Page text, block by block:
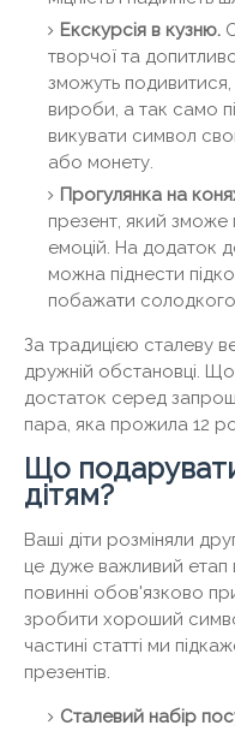
Екскурсія в кузню.
творчої та
зможуть
вироби, а так само
викувати символ
або монету.
Прогулянка на
презент, який зможе
емоцій. На додаток
можна піднести
побажати
За традицією сталеву
дружній обстановці.
достаток серед
пара, яка прожила 12
Що
дітям?
Ваші діти розміняли
це дуже важливий етап
повинні обов'язково
зробити хороший
частині статті ми
презентів.
Сталевий набір